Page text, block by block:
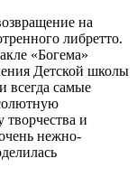
на
либретто.
«Богема»
Детской школы
самые
и
нежно-